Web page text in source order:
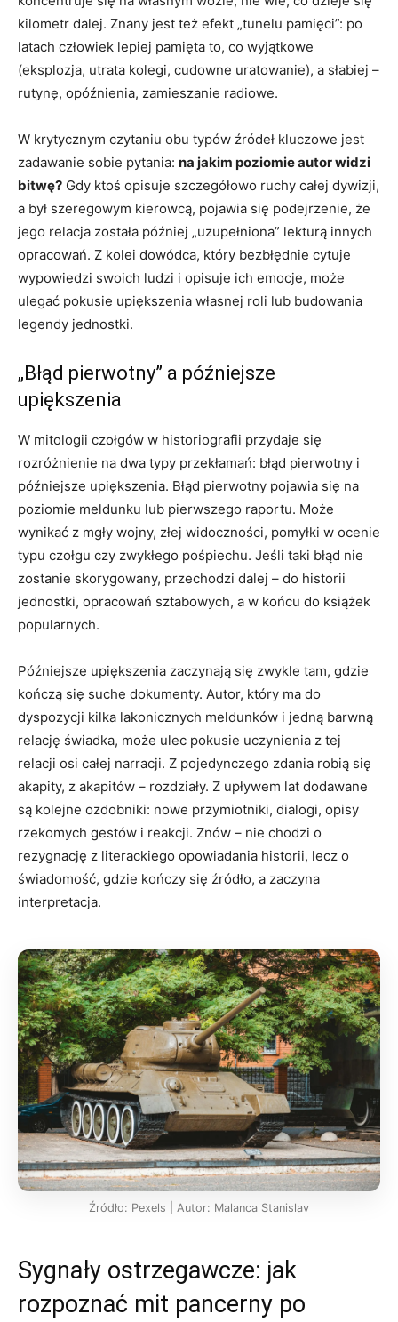
kilometr dalej. Znany jest też efekt „tunelu pamięci”: po
latach człowiek lepiej pamięta to, co wyjątkowe
(eksplozja, utrata kolegi, cudowne uratowanie), a słabiej –
rutynę, opóźnienia, zamieszanie radiowe.
W krytycznym czytaniu obu typów źródeł kluczowe jest
zadawanie sobie pytania: na jakim poziomie autor widzi
bitwę? Gdy ktoś opisuje szczegółowo ruchy całej dywizji,
a był szeregowym kierowcą, pojawia się podejrzenie, że
jego relacja została później „uzupełniona” lekturą innych
opracowań. Z kolei dowódca, który bezbłędnie cytuje
wypowiedzi swoich ludzi i opisuje ich emocje, może
ulegać pokusie upiększenia własnej roli lub budowania
legendy jednostki.
„Błąd pierwotny” a późniejsze
upiększenia
W mitologii czołgów w historiografii przydaje się
rozróżnienie na dwa typy przekłamań: błąd pierwotny i
późniejsze upiększenia. Błąd pierwotny pojawia się na
poziomie meldunku lub pierwszego raportu. Może
wynikać z mgły wojny, złej widoczności, pomyłki w ocenie
typu czołgu czy zwykłego pośpiechu. Jeśli taki błąd nie
zostanie skorygowany, przechodzi dalej – do historii
jednostki, opracowań sztabowych, a w końcu do książek
popularnych.
Późniejsze upiększenia zaczynają się zwykle tam, gdzie
kończą się suche dokumenty. Autor, który ma do
dyspozycji kilka lakonicznych meldunków i jedną barwną
relację świadka, może ulec pokusie uczynienia z tej
relacji osi całej narracji. Z pojedynczego zdania robią się
akapity, z akapitów – rozdziały. Z upływem lat dodawane
są kolejne ozdobniki: nowe przymiotniki, dialogi, opisy
rzekomych gestów i reakcji. Znów – nie chodzi o
rezygnację z literackiego opowiadania historii, lecz o
świadomość, gdzie kończy się źródło, a zaczyna
interpretacja.
Źródło: Pexels | Autor: Malanca Stanislav
Sygnały ostrzegawcze: jak
rozpoznać mit pancerny po